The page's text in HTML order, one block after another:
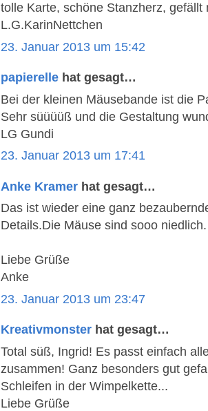
tolle Karte, schöne Stanzherz, gefällt
L.G.KarinNettchen
23. Januar 2013 um 15:42
papierelle hat gesagt…
Bei der kleinen Mäusebande ist die
Sehr süüüüß und die Gestaltung
LG Gundi
23. Januar 2013 um 17:41
Anke Kramer hat gesagt…
Das ist wieder eine ganz
Details.Die Mäuse sind sooo niedlich.
Liebe Grüße
Anke
23. Januar 2013 um 23:47
Kreativmonster hat gesagt…
Total süß, Ingrid! Es passt einfach
zusammen! Ganz besonders gut
Schleifen in der Wimpelkette...
Liebe Grüße